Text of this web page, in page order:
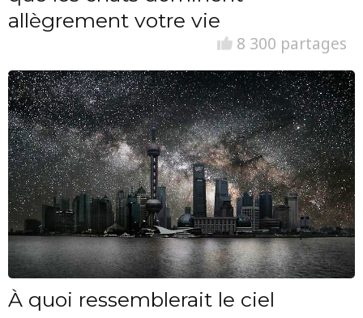
allègrement votre vie
8 300 partages
À quoi ressemblerait le ciel